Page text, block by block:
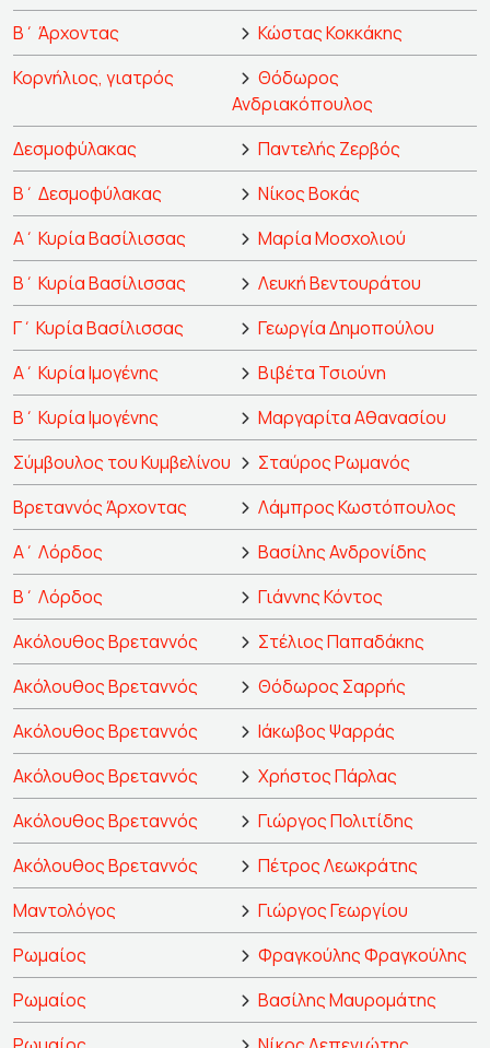
Β΄ Άρχοντας
Κώστας Κοκκάκης
Κορνήλιος, γιατρός
Θόδωρος
Ανδριακόπουλος
Δεσμοφύλακας
Παντελής Ζερβός
Β΄ Δεσμοφύλακας
Νίκος Βοκάς
Α΄ Κυρία Βασίλισσας
Μαρία Μοσχολιού
Β΄ Κυρία Βασίλισσας
Λευκή Βεντουράτου
Γ΄ Κυρία Βασίλισσας
Γεωργία Δημοπούλου
Α΄ Κυρία Ιμογένης
Βιβέτα Τσιούνη
Β΄ Κυρία Ιμογένης
Μαργαρίτα Αθανασίου
Σύμβουλος του Κυμβελίνου
Σταύρος Ρωμανός
Βρεταννός Άρχοντας
Λάμπρος Κωστόπουλος
Α΄ Λόρδος
Βασίλης Ανδρονίδης
Β΄ Λόρδος
Γιάννης Κόντος
Ακόλουθος Βρεταννός
Στέλιος Παπαδάκης
Ακόλουθος Βρεταννός
Θόδωρος Σαρρής
Ακόλουθος Βρεταννός
Ιάκωβος Ψαρράς
Ακόλουθος Βρεταννός
Χρήστος Πάρλας
Ακόλουθος Βρεταννός
Γιώργος Πολιτίδης
Ακόλουθος Βρεταννός
Πέτρος Λεωκράτης
Μαντολόγος
Γιώργος Γεωργίου
Ρωμαίος
Φραγκούλης Φραγκούλης
Ρωμαίος
Βασίλης Μαυρομάτης